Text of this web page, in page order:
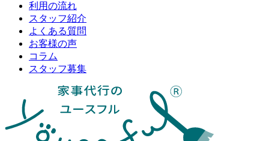
利用の流れ
スタッフ紹介
よくある質問
お客様の声
コラム
スタッフ募集